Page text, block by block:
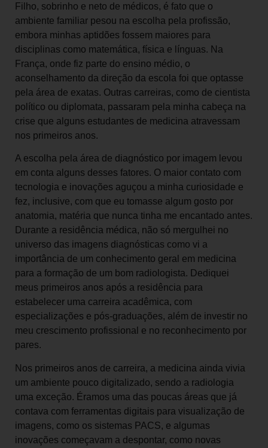
Filho, sobrinho e neto de médicos, é fato que o
ambiente familiar pesou na escolha pela profissão,
embora minhas aptidões fossem maiores para
disciplinas como matemática, física e línguas. Na
França, onde fiz parte do ensino médio, o
aconselhamento da direção da escola foi que optasse
pela área de exatas. Outras carreiras, como de cientista
político ou diplomata, passaram pela minha cabeça na
crise que alguns estudantes de medicina atravessam
nos primeiros anos.
A escolha pela área de diagnóstico por imagem levou
em conta alguns desses fatores. O maior contato com
tecnologia e inovações aguçou a minha curiosidade e
fez, inclusive, com que eu tomasse algum gosto por
anatomia, matéria que nunca tinha me encantado antes.
Durante a residência médica, não só mergulhei no
universo das imagens diagnósticas como vi a
importância de um conhecimento geral em medicina
para a formação de um bom radiologista. Dediquei
meus primeiros anos após a residência para
estabelecer uma carreira acadêmica, com
especializações e pós-graduações, além de investir no
meu crescimento profissional e no reconhecimento por
pares.
Nos primeiros anos de carreira, a medicina ainda vivia
um ambiente pouco digitalizado, sendo a radiologia
uma exceção. Éramos uma das poucas áreas que já
contava com ferramentas digitais para visualização de
imagens, como os sistemas PACS, e algumas
inovações começavam a despontar, como novas